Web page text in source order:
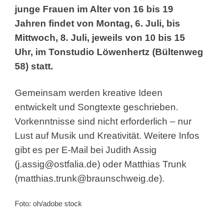
junge Frauen im Alter von 16 bis 19
Jahren findet von Montag, 6. Juli, bis
Mittwoch, 8. Juli, jeweils von 10 bis 15
Uhr, im Tonstudio Löwenhertz (Bültenweg
58) statt.
Gemeinsam werden kreative Ideen
entwickelt und Songtexte geschrieben.
Vorkenntnisse sind nicht erforderlich – nur
Lust auf Musik und Kreativität. Weitere Infos
gibt es per E-Mail bei Judith Assig
(j.assig@ostfalia.de) oder Matthias Trunk
(matthias.trunk@braunschweig.de).
Foto: oh/adobe stock